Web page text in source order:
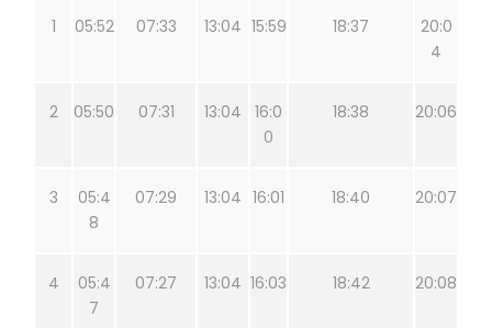
1 05:52 07:33 13:04 15:59 18:37
20:0
4
2 05:50 07:31 13:04
16:0
0
18:38 20:06
3
05:4
8
07:29 13:04 16:01 18:40 20:07
4
05:4
7
07:27 13:04 16:03 18:42 20:08